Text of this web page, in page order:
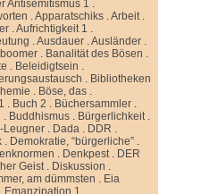
Antisemitismus 1 .
.Apparatschiks .Arbeit.
.Aufrichtigkeit 1 .
.Ausdauer .Ausländer .
. Banalität des Bösen .
. Beleidigtsein .
. Bibliotheken
. Böse, das .
. Buch 2 . Büchersammler .
. Buddhismus . Bürgerlichkeit.
Leugner . Dada . DDR .
. Demokratie, “bürgerliche” .
. Denkpest. DER
Geist. Diskussion .
am dümmsten . Eia
Emanzipation 1 .